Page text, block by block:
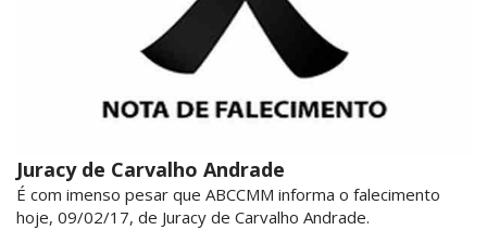
Juracy de Carvalho Andrade
É com imenso pesar que ABCCMM informa o falecimento
hoje, 09/02/17, de Juracy de Carvalho Andrade.